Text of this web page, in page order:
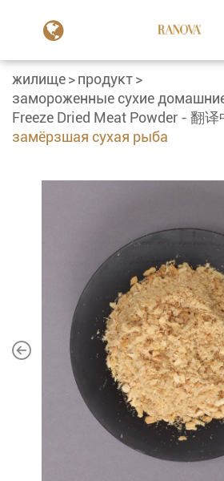
жилище
продукт
замороженные сухие
Freeze Dried Meat Powder - 翻译
замёрзшая сухая рыба